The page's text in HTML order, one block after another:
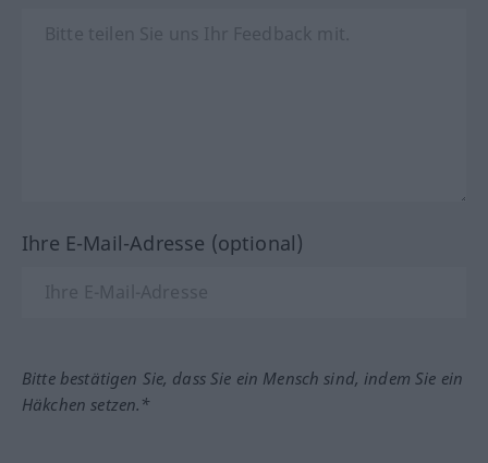
Ihre E-Mail-Adresse (optional)
Bitte bestätigen Sie, dass Sie ein Mensch sind, indem Sie ein
Häkchen setzen.*